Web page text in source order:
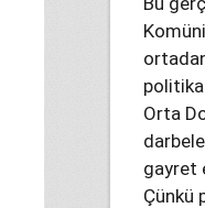
Orta
gayret
Çünkü